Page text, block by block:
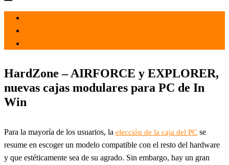
HardZone – AIRFORCE y EXPLORER,
nuevas cajas modulares para PC de In
Win
Para la mayoría de los usuarios, la elección de la caja del PC se
resume en escoger un modelo compatible con el resto del hardware
y que estéticamente sea de su agrado. Sin embargo, hay un gran